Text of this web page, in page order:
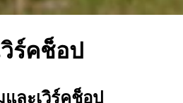
ร์คช็อป
และเวิร์คช็อป